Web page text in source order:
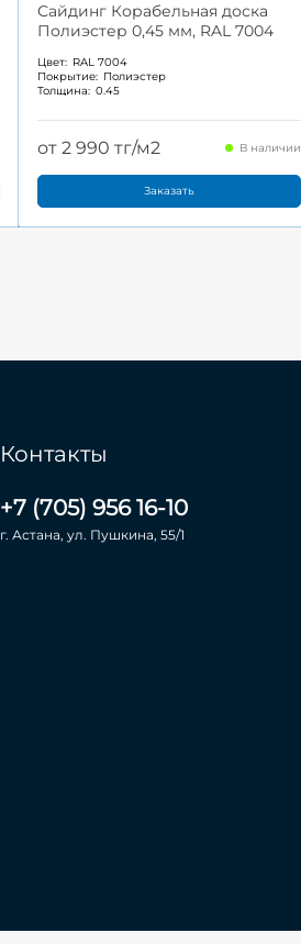
Сайдинг Корабельная доска
Полиэстер 0,45 мм, RAL 7004
Цвет: RAL 7004
Покрытие: Полиэстер
Толщина: 0.45
от 2 990 тг/м2 В наличии
Заказать
Контакты
+7 (705) 956 16-10
г. Астана, ул. Пушкина, 55/1